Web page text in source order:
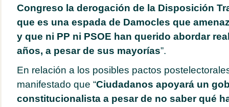
Congreso la derogación de la Disposición
que es una espada de Damocles que
y que ni PP ni PSOE han querido abordar
años, a pesar de sus mayorías”.
En relación a los posibles pactos
manifestado que “Ciudadanos apoyará un
constitucionalista a pesar de no saber qué